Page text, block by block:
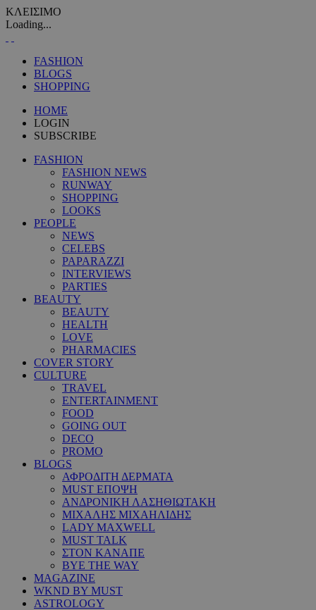
ΚΛΕΙΣΙΜΟ
Loading...
FASHION
BLOGS
SHOPPING
HOME
LOGIN
SUBSCRIBE
FASHION
FASHION NEWS
RUNWAY
SHOPPING
LOOKS
PEOPLE
NEWS
CELEBS
PAPARAZZI
INTERVIEWS
PARTIES
BEAUTY
BEAUTY
HEALTH
LOVE
PHARMACIES
COVER STORY
CULTURE
TRAVEL
ENTERTAINMENT
FOOD
GOING OUT
DECO
PROMO
BLOGS
ΑΦΡΟΔΙΤΗ ΔΕΡΜΑΤΑ
MUST ΕΠΟΨΗ
ΑΝΔΡΟΝΙΚΗ ΛΑΣΗΘΙΩΤΑΚΗ
ΜΙΧΑΛΗΣ ΜΙΧΑΗΛΙΔΗΣ
LADY MAXWELL
MUST TALK
ΣΤΟΝ ΚΑΝΑΠΕ
BYE THE WAY
MAGAZINE
WKND BY MUST
ASTROLOGY